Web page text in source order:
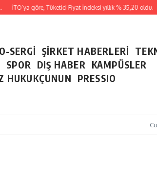
İTO’ya göre, Tüketici Fiyat İndeksi yıllık % 35,20 oldu.
SERGİ ŞİRKET HABERLERİ
SPOR DIŞ HABER
KAMPÜSLER
HUKUKÇUNUN PRESSIO